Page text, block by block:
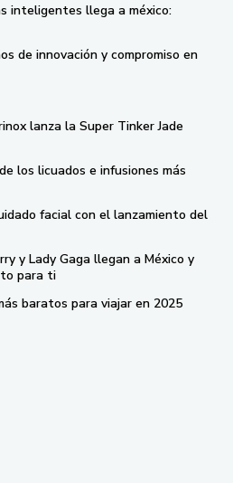
inteligentes llega a méxico:
de innovación y compromiso en
lanza la Super Tinker Jade
los licuados e infusiones más
facial con el lanzamiento del
y Lady Gaga llegan a México y
para ti
baratos para viajar en 2025